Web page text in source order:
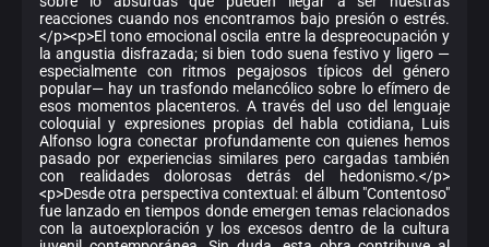
reacciones cuando nos encontramos bajo presión o estrés.
</p><p>El tono emocional oscila entre la despreocupación y
la angustia disfrazada; si bien todo suena festivo y ligero —
especialmente con ritmos pegajosos típicos del género
popular— hay un trasfondo melancólico sobre lo efímero de
esos momentos placenteros. A través del uso del lenguaje
coloquial y expresiones propias del habla cotidiana, Luis
Alfonso logra conectar profundamente con quienes hemos
pasado por experiencias similares pero cargadas también
con realidades dolorosas detrás del hedonismo.</p>
<p>Desde otra perspectiva contextual: el álbum "Contentoso"
fue lanzado en tiempos donde emergen temas relacionados
con la autoexploración y los excesos dentro de la cultura